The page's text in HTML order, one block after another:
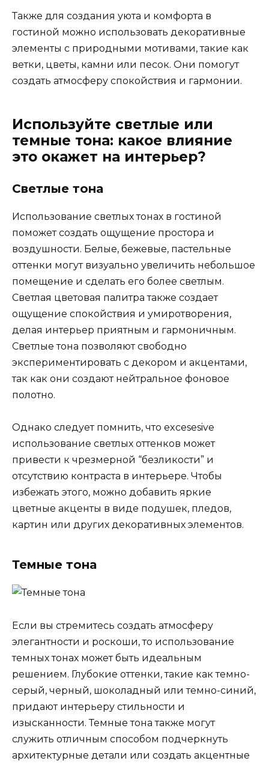
Также для создания уюта и комфорта в
гостиной можно использовать декоративные
элементы с природными мотивами, такие как
ветки, цветы, камни или песок. Они помогут
создать атмосферу спокойствия и гармонии.
Используйте светлые или
темные тона: какое влияние
это окажет на интерьер?
Светлые тона
Использование светлых тонах в гостиной
поможет создать ощущение простора и
воздушности. Белые, бежевые, пастельные
оттенки могут визуально увеличить небольшое
помещение и сделать его более светлым.
Светлая цветовая палитра также создает
ощущение спокойствия и умиротворения,
делая интерьер приятным и гармоничным.
Светлые тона позволяют свободно
экспериментировать с декором и акцентами,
так как они создают нейтральное фоновое
полотно.
Однако следует помнить, что excesesive
использование светлых оттенков может
привести к чрезмерной “безликости” и
отсутствию контраста в интерьере. Чтобы
избежать этого, можно добавить яркие
цветные акценты в виде подушек, пледов,
картин или других декоративных элементов.
Темные тона
Если вы стремитесь создать атмосферу
элегантности и роскоши, то использование
темных тонах может быть идеальным
решением. Глубокие оттенки, такие как темно-
серый, черный, шоколадный или темно-синий,
придают интерьеру стильности и
изысканности. Темные тона также могут
служить отличным способом подчеркнуть
архитектурные детали или создать акцентные